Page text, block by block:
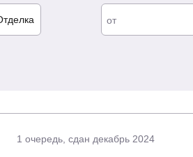
от
1 очередь, сдан декабрь 2024